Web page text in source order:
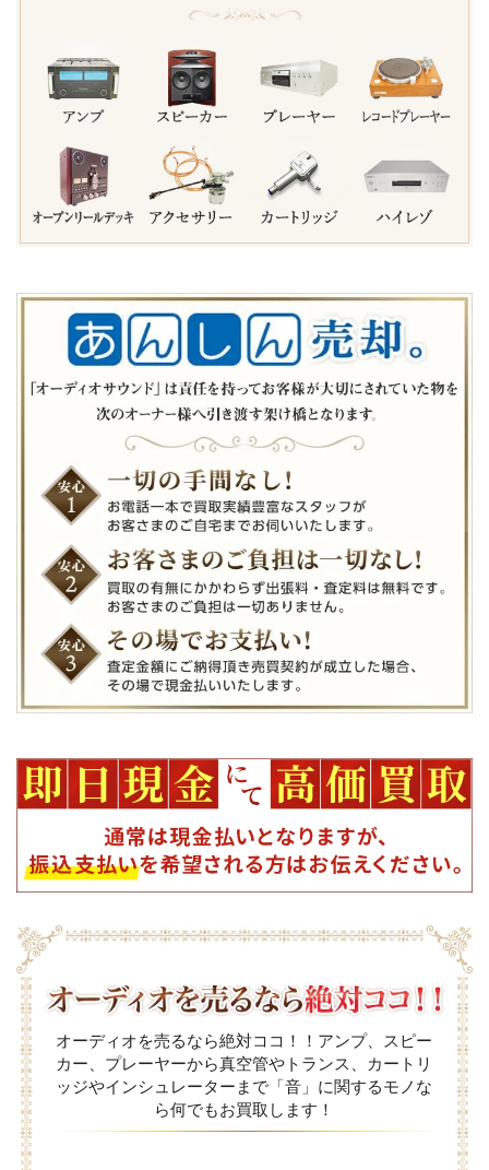
オーディオを売るなら絶対ココ！！アンプ、スピー
カー、プレーヤーから真空管やトランス、カートリ
ッジやインシュレーターまで「音」に関するモノな
ら何でもお買取します！